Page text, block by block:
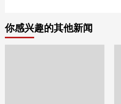
你感兴趣的其他新闻